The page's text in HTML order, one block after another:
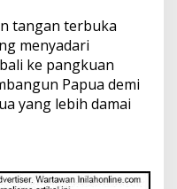
tangan terbuka
menyadari
ke pangkuan
Papua demi
yang lebih damai